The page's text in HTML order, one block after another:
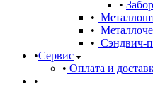
Сэндвич-
Сервис
Оплата и